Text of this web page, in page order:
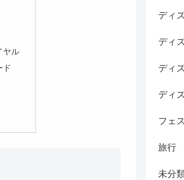
ヤル
ド
ディ
ディ
ディ
ディ
フェス
旅行
未分